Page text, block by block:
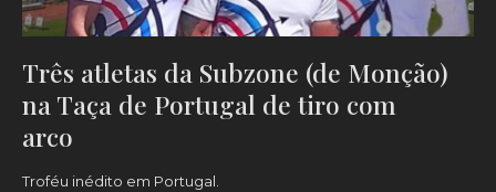
Três atletas da Subzone (de Monção)
na Taça de Portugal de tiro com
arco
Troféu inédito em Portugal.